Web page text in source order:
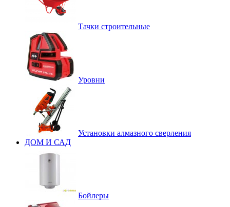
Тачки строительные
Уровни
Установки алмазного сверления
ДОМ И САД
Бойлеры